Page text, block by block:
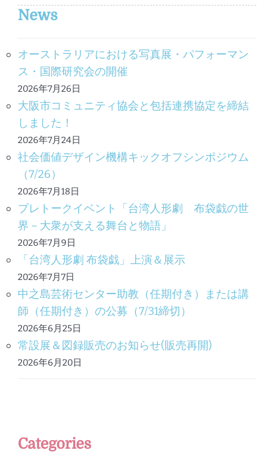
News
オーストラリアにおける写真展・パフォーマン
ス・国際研究会の開催
2026年7月26日
大阪市コミュニティ協会と包括連携協定を締結
しました！
2026年7月24日
社会価値デザイン機構キックオフシンポジウム
（7/26）
2026年7月18日
プレトークイベント「台湾人形劇 布袋戯の世
界－大衆が支える舞台と物語」
2026年7月9日
「台湾人形劇 布袋戯」上演＆展示
2026年7月7日
中之島芸術センター助教（任期付き）または講
師（任期付き）の公募（7/31締切）
2026年6月25日
常設展＆図録販売のお知らせ(販売再開)
2026年6月20日
Categories